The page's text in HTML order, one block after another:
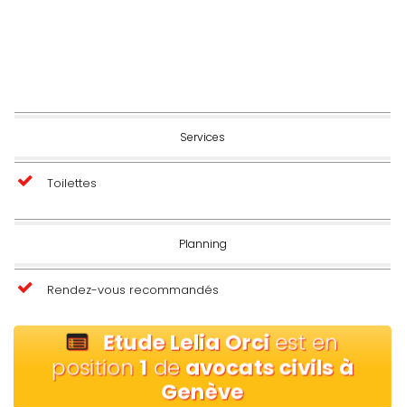
Services
Toilettes
Planning
Rendez-vous recommandés
Etude Lelia Orciest en
position1 deavocats civils à
Genève